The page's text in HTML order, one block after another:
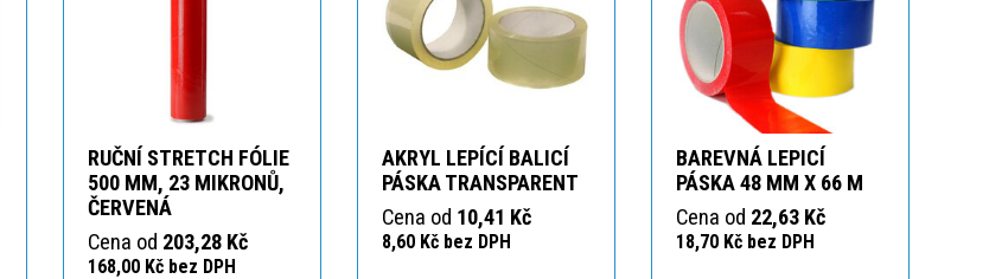
RUČNÍ STRETCH FÓLIE
500 MM, 23 MIKRONŮ,
ČERVENÁ
Cena od 203,28 Kč
168,00 Kč bez DPH
AKRYL LEPÍCÍ BALICÍ
PÁSKA TRANSPARENT
Cena od 10,41 Kč
8,60 Kč bez DPH
BAREVNÁ LEPICÍ
PÁSKA 48 MM X 66 M
Cena od 22,63 Kč
18,70 Kč bez DPH